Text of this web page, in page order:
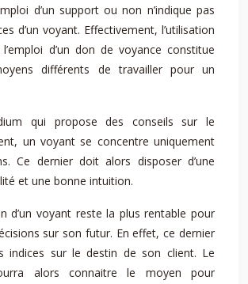
d’un support ou non n’indique pas
d’un voyant. Effectivement, l’utilisation
d’un don de voyance constitue
différents de travailler pour un
qui propose des conseils sur le
un voyant se concentre uniquement
Ce dernier doit alors disposer d’une
et une bonne intuition.
d’un voyant reste la plus rentable pour
sur son futur. En effet, ce dernier
indices sur le destin de son client. Le
alors connaitre le moyen pour